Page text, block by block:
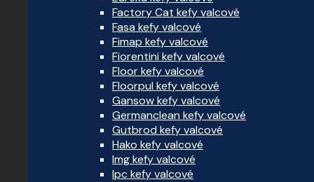
Factory Cat kefy valcové
Fasa kefy valcové
Fimap kefy valcové
Fiorentini kefy valcové
Floor kefy valcové
Floorpul kefy valcové
Gansow kefy valcové
Germanclean kefy valcové
Gutbrod kefy valcové
Hako kefy valcové
Img kefy valcové
Ipc kefy valcové